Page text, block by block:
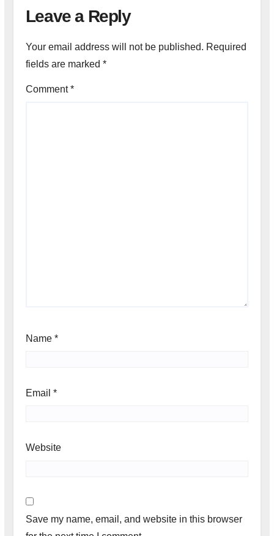
Leave a Reply
Your email address will not be published. Required
fields are marked *
Comment*
Name *
Email *
Website
Save my name, email, and website in this browser